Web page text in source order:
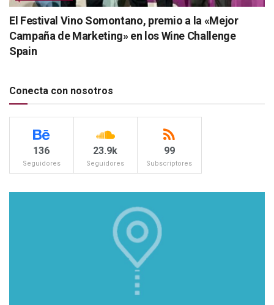
El Festival Vino Somontano, premio a la «Mejor
Campaña de Marketing» en los Wine Challenge
Spain
Conecta con nosotros
136
Seguidores
23.9k
Seguidores
99
Subscriptores